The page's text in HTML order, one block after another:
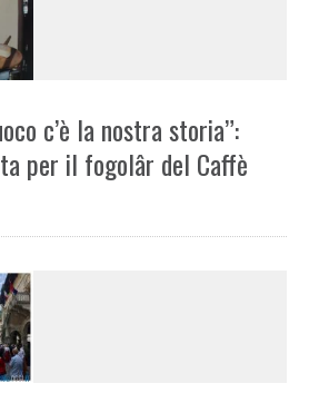
c’è la nostra storia”:
per il fogolâr del Caffè